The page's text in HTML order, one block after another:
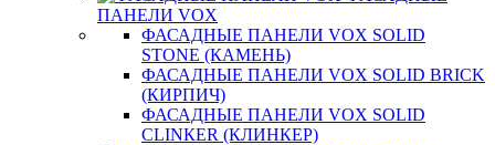
ПАНЕЛИ VOX
ФАСАДНЫЕ ПАНЕЛИ VOX SOLID
STONE (КАМЕНЬ)
ФАСАДНЫЕ ПАНЕЛИ VOX SOLID BRICK
(КИРПИЧ)
ФАСАДНЫЕ ПАНЕЛИ VOX SOLID
CLINКER (КЛИНКЕР)